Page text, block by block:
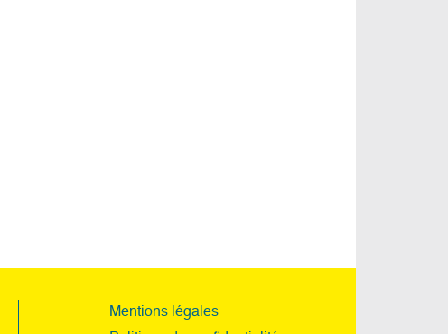
Mentions légales